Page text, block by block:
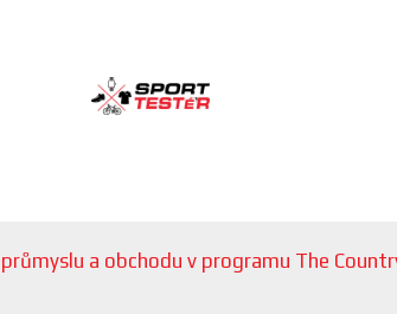
a obchodu v programu The